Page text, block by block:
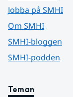
Jobba på SMHI
Om SMHI
SMHI-bloggen
SMHI-podden
Teman